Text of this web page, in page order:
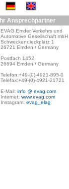
Ansprechpartner
EVAG Emder Verkehrs und
Automotive Gesellschaft mbH
Schweckendieckplatz 1
26721 Emden / Germany
Postfach 1452
26694 Emden / Germany
Telefon:+49-(0)-4921-895-0
Telefax:+49-(0)-4921-21721
E-Mail: info @ evag.com
Internet: www.evag.com
Instagram: evag_elag